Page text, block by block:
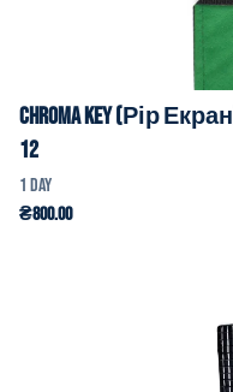
Chroma Key (Рір
12